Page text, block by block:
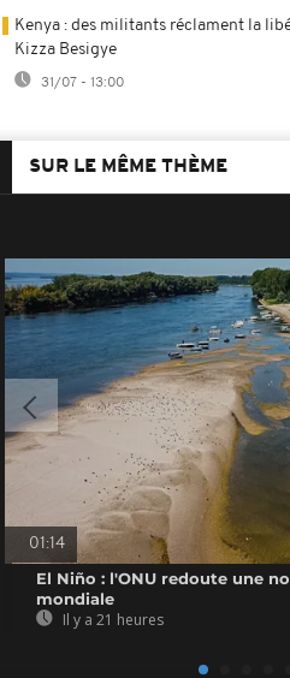
Kenya : des militants réclament la
Kizza Besigye
31/07 - 13:00
SUR LE MÊME THÈME
01:14
El Niño : l'ONU redoute une
mondiale
Il y a 21 heures